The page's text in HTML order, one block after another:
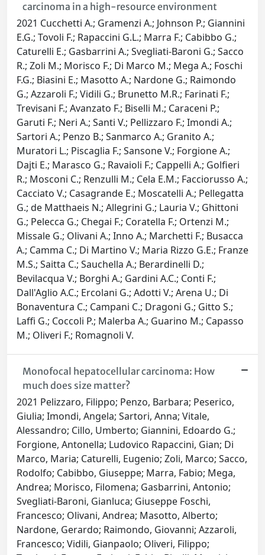
carcinoma in a high-resource environment
2021 Cucchetti A.; Gramenzi A.; Johnson P.; Giannini
E.G.; Tovoli F.; Rapaccini G.L.; Marra F.; Cabibbo G.;
Caturelli E.; Gasbarrini A.; Svegliati-Baroni G.; Sacco
R.; Zoli M.; Morisco F.; Di Marco M.; Mega A.; Foschi
F.G.; Biasini E.; Masotto A.; Nardone G.; Raimondo
G.; Azzaroli F.; Vidili G.; Brunetto M.R.; Farinati F.;
Trevisani F.; Avanzato F.; Biselli M.; Caraceni P.;
Garuti F.; Neri A.; Santi V.; Pellizzaro F.; Imondi A.;
Sartori A.; Penzo B.; Sanmarco A.; Granito A.;
Muratori L.; Piscaglia F.; Sansone V.; Forgione A.;
Dajti E.; Marasco G.; Ravaioli F.; Cappelli A.; Golfieri
R.; Mosconi C.; Renzulli M.; Cela E.M.; Facciorusso A.;
Cacciato V.; Casagrande E.; Moscatelli A.; Pellegatta
G.; de Matthaeis N.; Allegrini G.; Lauria V.; Ghittoni
G.; Pelecca G.; Chegai F.; Coratella F.; Ortenzi M.;
Missale G.; Olivani A.; Inno A.; Marchetti F.; Busacca
A.; Camma C.; Di Martino V.; Maria Rizzo G.E.; Franze
M.S.; Saitta C.; Sauchella A.; Berardinelli D.;
Bevilacqua V.; Borghi A.; Gardini A.C.; Conti F.;
Dall'Aglio A.C.; Ercolani G.; Adotti V.; Arena U.; Di
Bonaventura C.; Campani C.; Dragoni G.; Gitto S.;
Laffi G.; Coccoli P.; Malerba A.; Guarino M.; Capasso
M.; Oliveri F.; Romagnoli V.
Monofocal hepatocellular carcinoma: How
much does size matter?
2021 Pelizzaro, Filippo; Penzo, Barbara; Peserico,
Giulia; Imondi, Angela; Sartori, Anna; Vitale,
Alessandro; Cillo, Umberto; Giannini, Edoardo G.;
Forgione, Antonella; Ludovico Rapaccini, Gian; Di
Marco, Maria; Caturelli, Eugenio; Zoli, Marco; Sacco,
Rodolfo; Cabibbo, Giuseppe; Marra, Fabio; Mega,
Andrea; Morisco, Filomena; Gasbarrini, Antonio;
Svegliati‐Baroni, Gianluca; Giuseppe Foschi,
Francesco; Olivani, Andrea; Masotto, Alberto;
Nardone, Gerardo; Raimondo, Giovanni; Azzaroli,
Francesco; Vidili, Gianpaolo; Oliveri, Filippo;